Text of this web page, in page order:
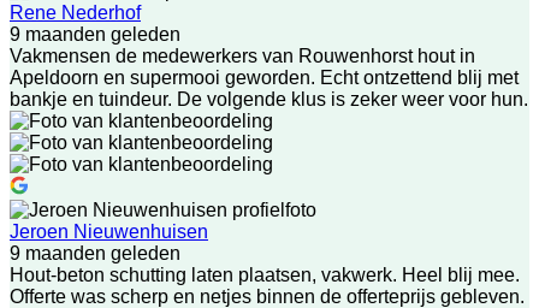
Rene Nederhof
9 maanden geleden
Vakmensen de medewerkers van Rouwenhorst hout in
Apeldoorn en supermooi geworden. Echt ontzettend blij met
bankje en tuindeur. De volgende klus is zeker weer voor hun.
Jeroen Nieuwenhuisen
9 maanden geleden
Hout-beton schutting laten plaatsen, vakwerk. Heel blij mee.
Offerte was scherp en netjes binnen de offerteprijs gebleven.